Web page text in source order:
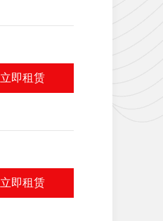
立即租赁
立即租赁